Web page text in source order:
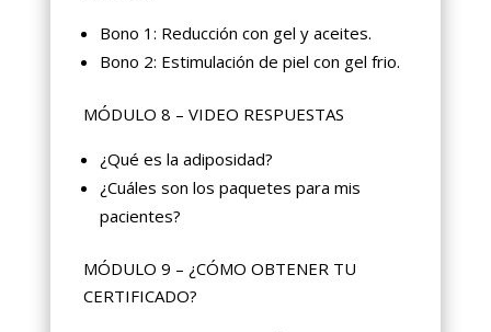
Bono 1: Reducción con gel y aceites.
Bono 2: Estimulación de piel con gel frio.
MÓDULO 8 – VIDEO RESPUESTAS
¿Qué es la adiposidad?
¿Cuáles son los paquetes para mis
pacientes?
MÓDULO 9 – ¿CÓMO OBTENER TU
CERTIFICADO?